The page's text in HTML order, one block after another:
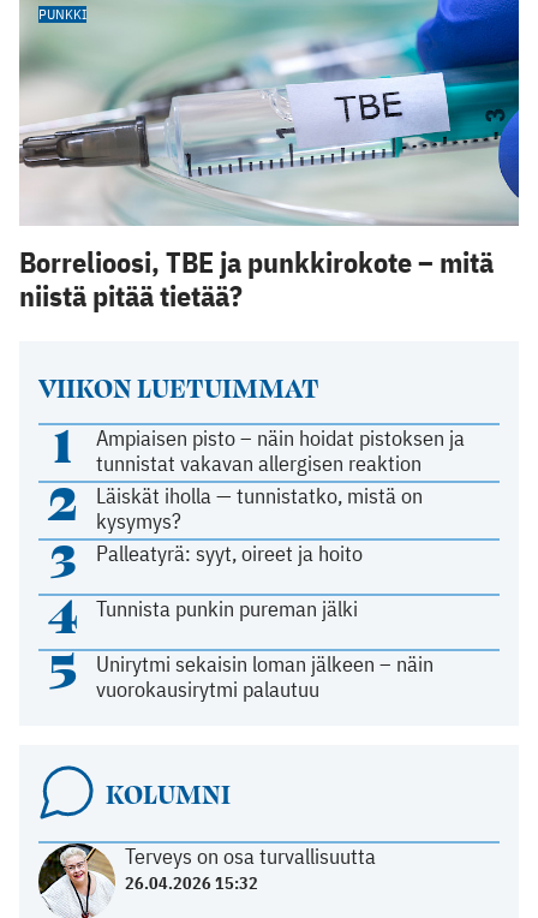
VIIKON LUETUIMMAT
1
Ampiaisen pisto – näin hoidat pistoksen ja
tunnistat vakavan allergisen reaktion
2
Läiskät iholla — tunnistatko, mistä on
kysymys?
3 Palleatyrä: syyt, oireet ja hoito
4 Tunnista punkin pureman jälki
5
Unirytmi sekaisin loman jälkeen – näin
vuorokausirytmi palautuu
KOLUMNI
Terveys on osa turvallisuutta
26.04.2026 15:32
PUNKKI
Borrelioosi, TBE ja punkkirokote – mitä
niistä pitää tietää?